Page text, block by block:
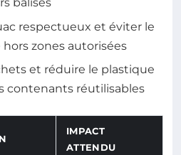
respectueux et éviter le
zones autorisées
et réduire le plastique
contenants réutilisables
IMPACT
ATTENDU